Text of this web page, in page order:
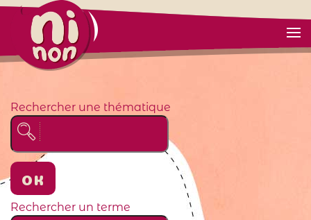
Rechercher une thématique
OK
Rechercher un terme